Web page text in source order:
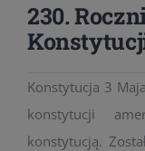
230.
Konstytucja 3
konstytucji
konstytucją.